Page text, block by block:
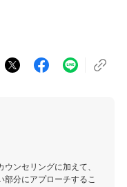
ンセリングに加えて、
部分にアプローチするこ